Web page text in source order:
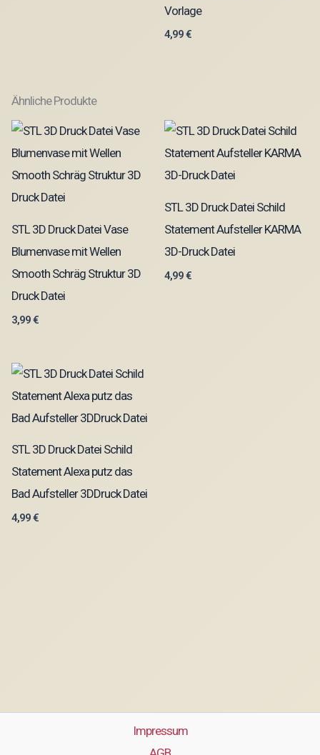
Vorlage
4,99€
Ähnliche Produkte
STL 3D Druck Datei Vase
Blumenvase mit Wellen
Smooth Schräg Struktur 3D
Druck Datei
3,99€
STL 3D Druck Datei Schild
Statement Aufsteller KARMA
3D-Druck Datei
4,99€
STL 3D Druck Datei Schild
Statement Alexa putz das
Bad Aufsteller 3DDruck Datei
4,99€
Impressum